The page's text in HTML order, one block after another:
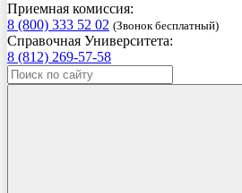
Приемная комиссия:
8 (800) 333 52 02 (Звонок бесплатный)
Справочная Университета:
8 (812) 269-57-58